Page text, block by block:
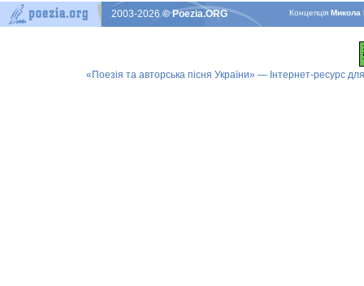
КонцепцiяМикола
2003-2026© Poezia.ORG
«Поезія та авторська пісня України» — Інтернет-ресурс